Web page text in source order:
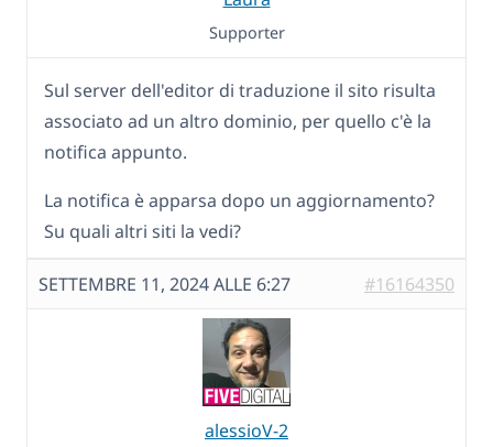
Supporter
Sul server dell'editor di traduzione il sito risulta
associato ad un altro dominio, per quello c'è la
notifica appunto.
La notifica è apparsa dopo un aggiornamento?
Su quali altri siti la vedi?
SETTEMBRE 11, 2024 ALLE 6:27 #16164350
alessioV-2